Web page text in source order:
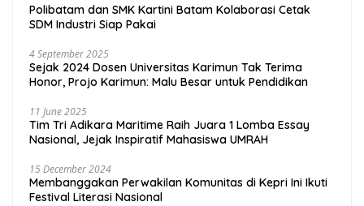
Polibatam dan SMK Kartini Batam Kolaborasi Cetak
SDM Industri Siap Pakai
4 September 2025
Sejak 2024 Dosen Universitas Karimun Tak Terima
Honor, Projo Karimun: Malu Besar untuk Pendidikan
11 June 2025
Tim Tri Adikara Maritime Raih Juara 1 Lomba Essay
Nasional, Jejak Inspiratif Mahasiswa UMRAH
15 December 2024
Membanggakan Perwakilan Komunitas di Kepri Ini Ikuti
Festival Literasi Nasional